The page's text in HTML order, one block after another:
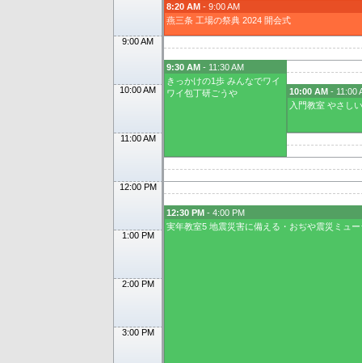
8:20 AM - 9:00 AM
燕三条 工場の祭典 2024 開会式
9:00 AM
9:30 AM - 11:30 AM
きっかけの1歩 みんなでワイ
ワイ包丁研ごうや
10:00 AM 10:00 AM - 11:00
入門教室 やさし
11:00 AM
12:00 PM
12:30 PM - 4:00 PM
実年教室5 地震災害に備える・おぢや震災ミュ
1:00 PM
2:00 PM
3:00 PM